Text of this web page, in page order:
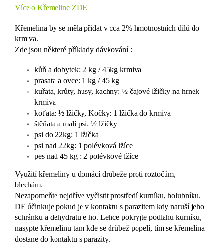
Více o Křemeline ZDE
Křemelina by se měla přidat v cca 2% hmotnostních dílů do
krmiva.
Zde jsou některé příklady dávkování :
kůň a dobytek: 2 kg / 45kg krmiva
prasata a ovce: 1 kg / 45 kg
kuřata, krůty, husy, kachny: ½ čajové lžičky na hrnek
krmiva
koťata: ½ lžičky, Kočky: 1 lžička do krmiva
štěňata a malí psi: ½ lžičky
psi do 22kg: 1 lžička
psi nad 22kg: 1 polévková lžíce
pes nad 45 kg : 2 polévkové lžíce
Využití křemeliny u domácí drůbeže proti roztočům,
blechám:
Nezapomeňte nejdříve vyčistit prostředí kurníku, holubníku.
DE účinkuje pokud je v kontaktu s parazitem kdy naruší jeho
schránku a dehydratuje ho. Lehce pokryjte podlahu kurníku,
nasypte křemelinu tam kde se drůbež popelí, tím se křemelina
dostane do kontaktu s parazity.